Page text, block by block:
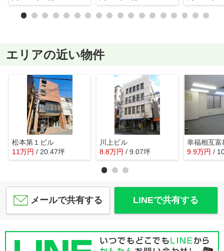
エリアの近い物件
松本第１ビル
11万円 / 20.47坪
川上ビル
8.8万円 / 9.07坪
幸福相互富
9.9万円 /
メールで共有する LINEで共有する